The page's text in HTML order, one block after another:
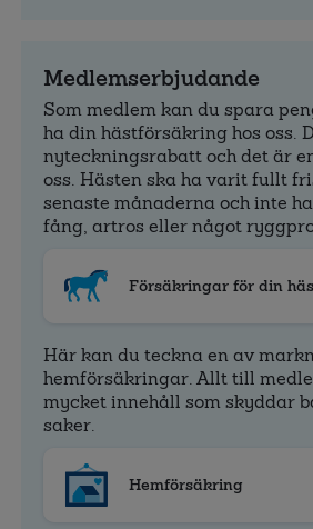
Medlemserbjudande
Som medlem kan du spara
ha din hästförsäkring hos oss.
nyteckningsrabatt och det är
oss. Hästen ska ha varit fullt
senaste månaderna och inte
fång, artros eller något
Försäkringar för din
Här kan du teckna en av
hemförsäkringar. Allt till
mycket innehåll som skyddar
saker.
Hemförsäkring